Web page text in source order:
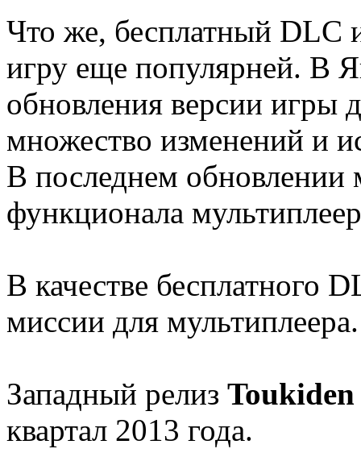
Что же, бесплатный DLC
игру еще популярней. В
обновления версии игры
множество изменений и
В последнем
функционала
В качестве бесплатного
миссии для мультиплеера.
Западный релиз Toukiden
квартал 2013 года.